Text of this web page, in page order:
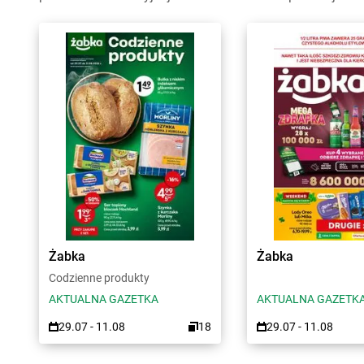
Żabka
Codzienne produkty
AKTUALNA GAZETKA
29.07 - 11.08 18
Żabka
AKTUALNA
29.07 - 11.08